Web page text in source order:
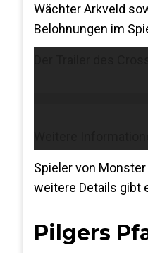
Wächter Arkveld
Belohnungen im
Weitere
Spieler von
weitere Details gibt
Pilgers